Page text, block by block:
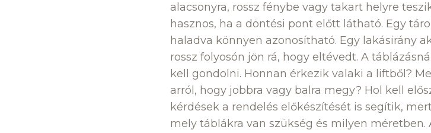
alacsonyra, rossz fénybe vagy takart helyre
hasznos, ha a döntési pont előtt látható. Egy
haladva könnyen azonosítható. Egy lakásirány
rossz folyosón jön rá, hogy eltévedt. A
kell gondolni. Honnan érkezik valaki a liftből?
arról, hogy jobbra vagy balra megy? Hol kell
kérdések a rendelés előkészítését is segítik,
mely táblákra van szükség és milyen méretben.